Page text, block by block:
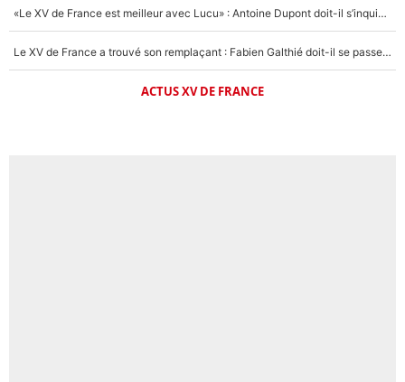
«Le XV de France est meilleur avec Lucu» : Antoine Dupont doit-il s’inquiéter pour sa place ?
Le XV de France a trouvé son remplaçant : Fabien Galthié doit-il se passer d'Antoine Dupont ?
ACTUS XV DE FRANCE